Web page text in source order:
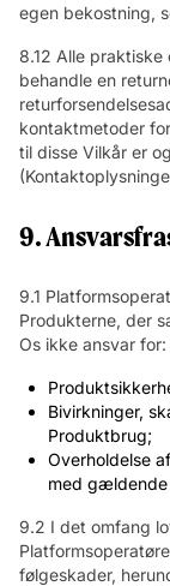
egen bekostning,
8.12 Alle
behandle en
kontaktmetoder
til disse Vilkår er
9.
9.1
Produkterne, der
Os ikke ansvar for:
Bivirkninger,
Produktbrug;
Overholdelse
med gældende
9.2 I det omfang
følgeskader,